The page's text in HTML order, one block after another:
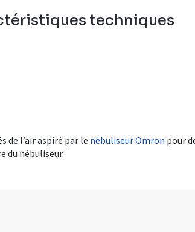
techniques
de l’air aspiré par le nébuliseur Omron pour
du nébuliseur.